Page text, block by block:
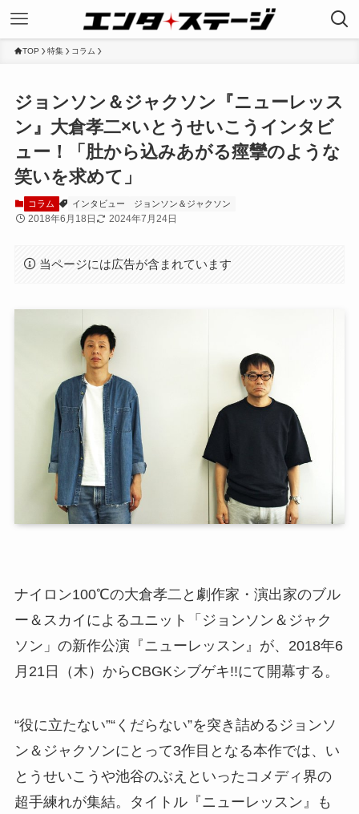
TOP 特集 コラム
ジョンソン＆ジャクソン『ニューレッス
ン』大倉孝二×いとうせいこうインタビ
ュー！「肚から込みあがる痙攣のような
笑いを求めて」
コラム インタビュー ジョンソン＆ジャクソン
2018年6月18日 2024年7月24日
当ページには広告が含まれています
ナイロン100℃の大倉孝二と劇作家・演出家のブル
ー＆スカイによるユニット「ジョンソン＆ジャク
ソン」の新作公演『ニューレッスン』が、2018年6
月21日（木）からCBGKシブゲキ!!にて開幕する。
“役に立たない”“くだらない”を突き詰めるジョンソ
ン＆ジャクソンにとって3作目となる本作では、い
とうせいこうや池谷のぶえといったコメディ界の
超手練れが集結。タイトル『ニューレッスン』も